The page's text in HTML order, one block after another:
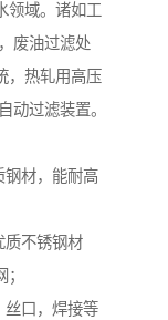
领域。诸如工
废油过滤处
，热轧用高压
动过滤装置。
钢材，能耐高
质不锈钢材
丝口，焊接等